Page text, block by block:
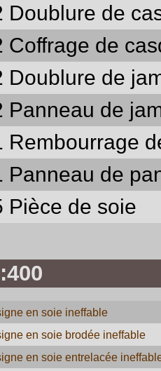
Doublure de
Coffrage de
Doublure de
Panneau de
Rembourrage
Panneau de
Pièce de soie
en soie ineffable
en soie brodée ineffable
en soie entrelacée